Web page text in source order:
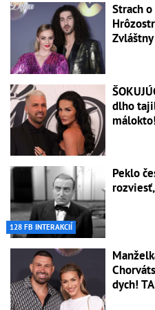
Strach
dlho
málokto!
128 FB INTERAKCIÍ
Peklo
dych!